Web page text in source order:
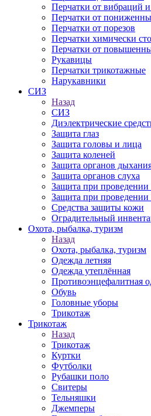
Перчатки от вибраций
Перчатки от
Перчатки от порезов
Перчатки химически
Перчатки от
Рукавицы
Перчатки трикотажные
Нарукавники
СИЗ
Назад
СИЗ
Диэлектрические
Защита глаз
Защита головы и лица
Защита коленей
Защита органов
Защита органов слуха
Защита при
Защита при проведении
Средства защиты кожи
Оградительный
Охота, рыбалка, туризм
Назад
Охота, рыбалка, туризм
Одежда летняя
Одежда утеплённая
Противоэнцефалитная
Обувь
Головные уборы
Трикотаж
Трикотаж
Назад
Трикотаж
Куртки
Футболки
Рубашки поло
Свитеры
Тельняшки
Джемперы